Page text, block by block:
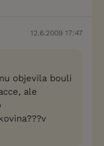
12.6.2009 17:47
objevila bouli
ale